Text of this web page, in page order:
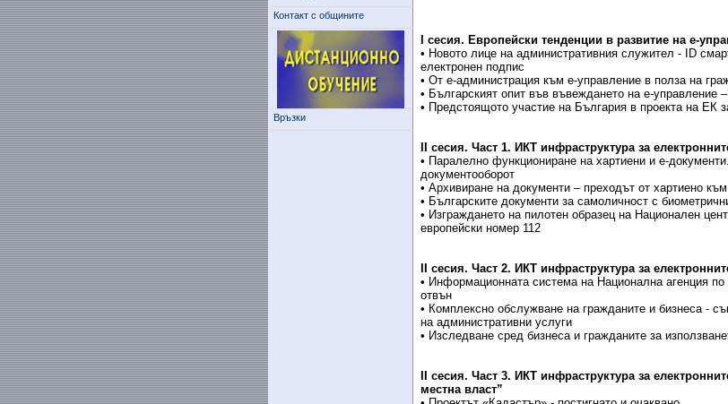
Контакт с общините
Връзки
I сесия. Европейски тенденции в развитие на е-
• Новото лице на административния служител - ID
електронен подпис
• От е-администрация към е-управление в полза на
• Българският опит във въвеждането на е-управление
• Предстоящото участие на България в проекта на ЕК
II сесия. Част 1. ИКТ инфраструктура за
• Паралелно функциониране на хартиени и е-
документооборот
• Архивиране на документи – преходът от хартиено
• Българските документи за самоличност с
• Изграждането на пилотен образец на Национален
европейски номер 112
II сесия. Част 2. ИКТ инфраструктура за
• Информационната система на Национална агенция по
отвън
• Комплексно обслужване на гражданите и бизнеса -
на административни услуги
• Изследване сред бизнеса и гражданите за
II сесия. Част 3. ИКТ инфраструктура за
местна власт”